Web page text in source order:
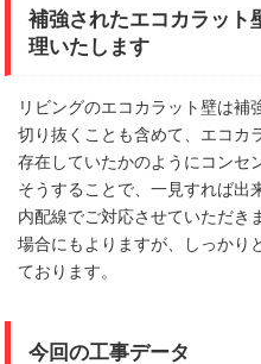
補強されたエコカラット
理いたします
リビングのエコカラット壁は補
切り抜くことも含めて、エコカ
存在していたかのようにコンセ
そうすることで、一見すれば出
内配線でご対応させていただき
場合にもよりますが、しっかり
ております。
今回の工事データ